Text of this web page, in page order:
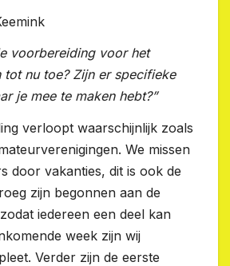
voorbereiding voor het
tot nu toe? Zijn er specifieke
je mee te maken hebt?”
verloopt waarschijnlijk zoals
We missen
door vakanties, dit is ook de
zijn begonnen aan de
iedereen een deel kan
week zijn wij
Verder zijn de eerste